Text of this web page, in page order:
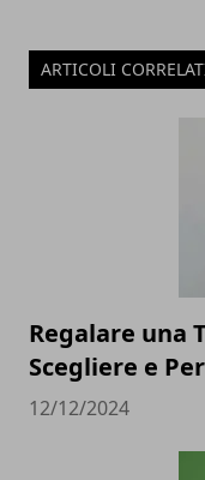
ARTICOLI
Regalare una
Scegliere e
12/12/2024